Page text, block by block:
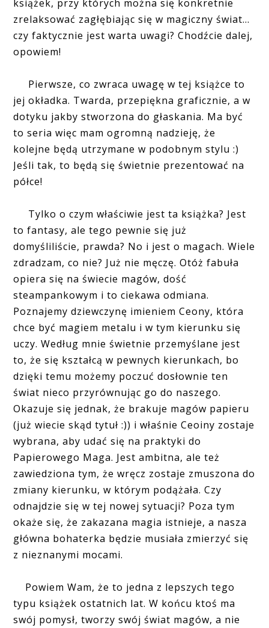
książek, przy których można się konkretnie
zrelaksować zagłębiając się w magiczny świat...
czy faktycznie jest warta uwagi? Chodźcie dalej,
opowiem!
Pierwsze, co zwraca uwagę w tej książce to
jej okładka. Twarda, przepiękna graficznie, a w
dotyku jakby stworzona do głaskania. Ma być
to seria więc mam ogromną nadzieję, że
kolejne będą utrzymane w podobnym stylu :)
Jeśli tak, to będą się świetnie prezentować na
półce!
Tylko o czym właściwie jest ta książka? Jest
to fantasy, ale tego pewnie się już
domyśliliście, prawda? No i jest o magach. Wiele
zdradzam, co nie? Już nie męczę. Otóż fabuła
opiera się na świecie magów, dość
steampankowym i to ciekawa odmiana.
Poznajemy dziewczynę imieniem Ceony, która
chce być magiem metalu i w tym kierunku się
uczy. Według mnie świetnie przemyślane jest
to, że się kształcą w pewnych kierunkach, bo
dzięki temu możemy poczuć dosłownie ten
świat nieco przyrównując go do naszego.
Okazuje się jednak, że brakuje magów papieru
(już wiecie skąd tytuł :)) i właśnie Ceoiny zostaje
wybrana, aby udać się na praktyki do
Papierowego Maga. Jest ambitna, ale też
zawiedziona tym, że wręcz zostaje zmuszona do
zmiany kierunku, w którym podążała. Czy
odnajdzie się w tej nowej sytuacji? Poza tym
okaże się, że zakazana magia istnieje, a nasza
główna bohaterka będzie musiała zmierzyć się
z nieznanymi mocami.
Powiem Wam, że to jedna z lepszych tego
typu książek ostatnich lat. W końcu ktoś ma
swój pomysł, tworzy swój świat magów, a nie